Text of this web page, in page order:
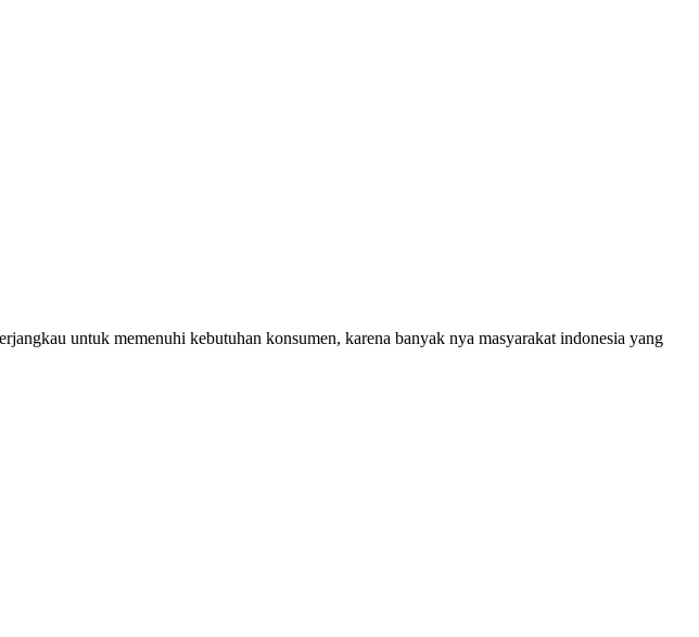
untuk memenuhi kebutuhan konsumen, karena banyak nya masyarakat indonesia yang